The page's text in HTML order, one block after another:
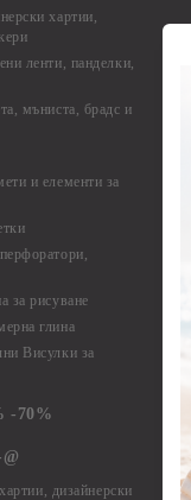
хартии,
ленти, панделки,
мъниста, брадс и
и елементи за
рисуване
глина
Висулки за
-70%
дизайнерски